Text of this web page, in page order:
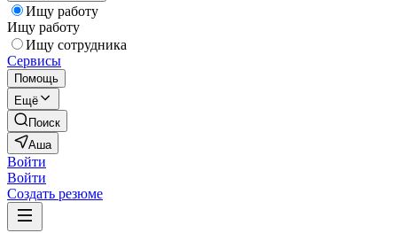
Ищу работу
Ищу работу
Ищу сотрудника
Сервисы
Помощь
Ещё
Поиск
Аша
Войти
Войти
Создать резюме